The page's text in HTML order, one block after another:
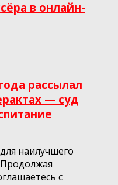
в онлайн-
рассылал
— суд
наилучшего
с